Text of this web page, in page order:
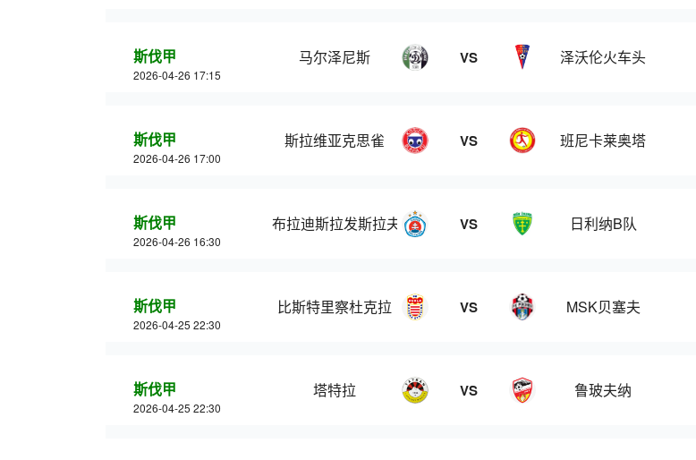
斯伐甲
2026-04-26 17:15
马尔泽尼斯 VS 泽沃伦火车头
斯伐甲
2026-04-26 17:00
斯拉维亚克思雀 VS 班尼卡莱奥塔
斯伐甲
2026-04-26 16:30
布拉迪斯拉发斯拉夫人B队 VS 日利纳B队
斯伐甲
2026-04-25 22:30
比斯特里察杜克拉 VS MSK贝塞夫
斯伐甲
2026-04-25 22:30
塔特拉 VS 鲁玻夫纳